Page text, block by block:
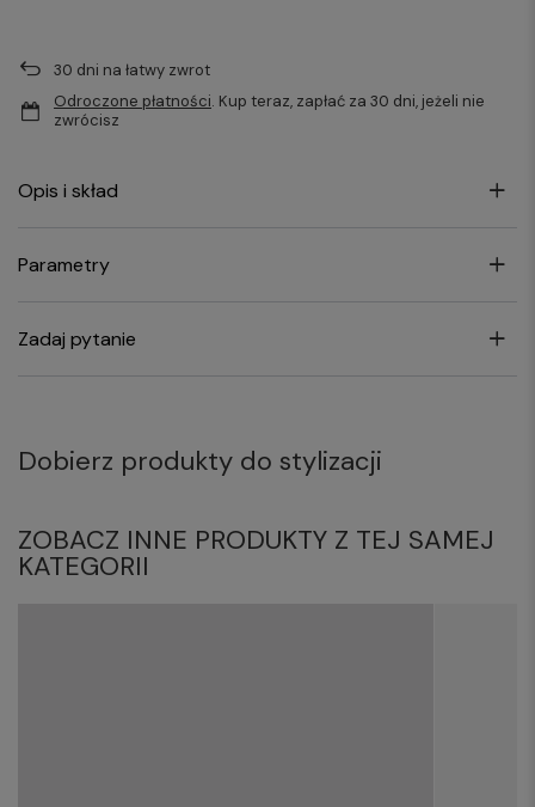
30 dni na łatwy zwrot
Odroczone płatności. Kup teraz, zapłać za 30 dni, jeżeli nie
zwrócisz
Opis i skład
Parametry
Zadaj pytanie
Dobierz produkty do stylizacji
ZOBACZ INNE PRODUKTY Z TEJ SAMEJ
KATEGORII